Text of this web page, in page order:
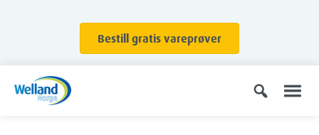
Bestill gratis vareprøver